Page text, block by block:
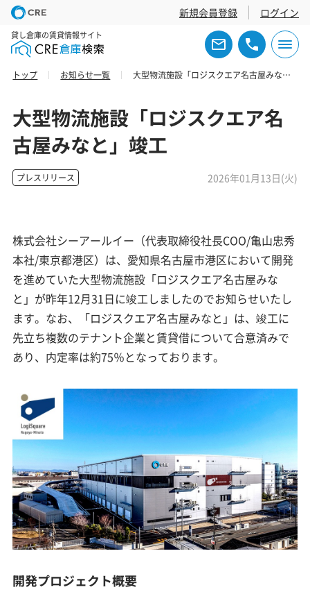
新規会員登録 ログイン
貸し倉庫の賃貸情報サイト
トップ お知らせ一覧 大型物流施設「ロジスクエア名古屋みなと」竣工
大型物流施設「ロジスクエア名
古屋みなと」竣工
プレスリリース 2026年01月13日(火)
株式会社シーアールイー（代表取締役社長COO/亀山忠秀
本社/東京都港区）は、愛知県名古屋市港区において開発
を進めていた大型物流施設「ロジスクエア名古屋みな
と」が昨年12月31日に竣工しましたのでお知らせいたし
ます。なお、「ロジスクエア名古屋みなと」は、竣工に
先立ち複数のテナント企業と賃貸借について合意済みで
あり、内定率は約75％となっております。
開発プロジェクト概要